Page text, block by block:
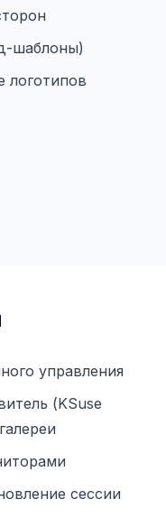
шаблоны)
логотипов
управления
(KSuse
сессии